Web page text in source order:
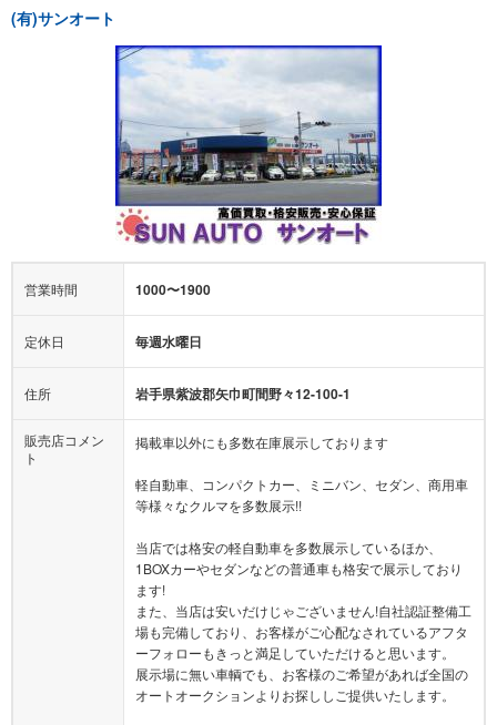
(有)サンオート
営業時間 1000〜1900
定休日 毎週水曜日
住所 岩手県紫波郡矢巾町間野々12-100-1
販売店コメン
ト
掲載車以外にも多数在庫展示しております
軽自動車、コンパクトカー、ミニバン、セダン、商用車
等様々なクルマを多数展示!!
当店では格安の軽自動車を多数展示しているほか、
1BOXカーやセダンなどの普通車も格安で展示しており
ます!
また、当店は安いだけじゃございません!自社認証整備工
場も完備しており、お客様がご心配なされているアフタ
ーフォローもきっと満足していただけると思います。
展示場に無い車輌でも、お客様のご希望があれば全国の
オートオークションよりお探ししご提供いたします。